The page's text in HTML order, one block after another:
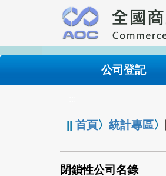
要
內
公司登記
||首頁〉統計專區〉
閉鎖性公司名錄